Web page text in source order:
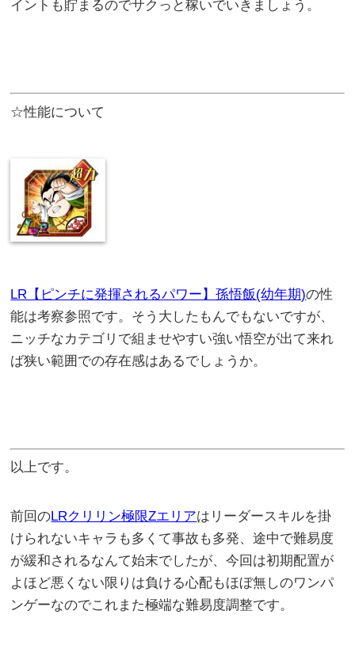
イントも貯まるのでサクっと稼いでいきましょう。
☆性能について
LR【ピンチに発揮されるパワー】孫悟飯(幼年期)の性
能は考察参照です。そう大したもんでもないですが、
ニッチなカテゴリで組ませやすい強い悟空が出て来れ
ば狭い範囲での存在感はあるでしょうか。
以上です。
前回のLRクリリン極限Zエリアはリーダースキルを掛
けられないキャラも多くて事故も多発、途中で難易度
が緩和されるなんて始末でしたが、今回は初期配置が
よほど悪くない限りは負ける心配もほぼ無しのワンパ
ンゲーなのでこれまた極端な難易度調整です。